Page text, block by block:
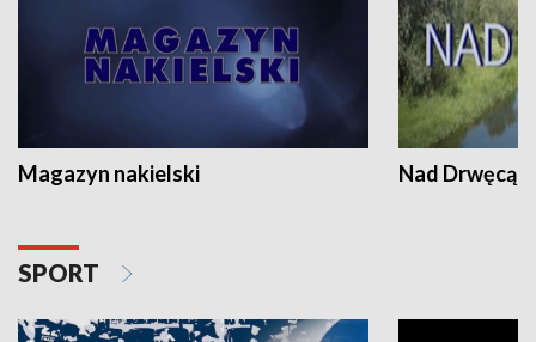
Magazyn nakielski Nad Drwęcą
SPORT